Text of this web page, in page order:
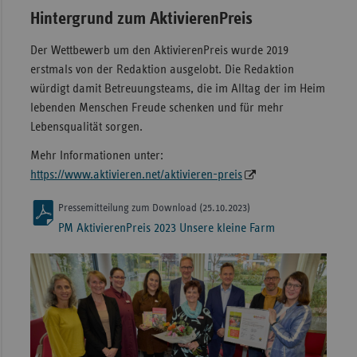
Hintergrund zum AktivierenPreis
Der Wettbewerb um den AktivierenPreis wurde 2019
erstmals von der Redaktion ausgelobt. Die Redaktion
würdigt damit Betreuungsteams, die im Alltag der im Heim
lebenden Menschen Freude schenken und für mehr
Lebensqualität sorgen.
Mehr Informationen unter:
https://www.aktivieren.net/aktivieren-preis
Pressemitteilung zum Download (25.10.2023)
PM AktivierenPreis 2023 Unsere kleine Farm